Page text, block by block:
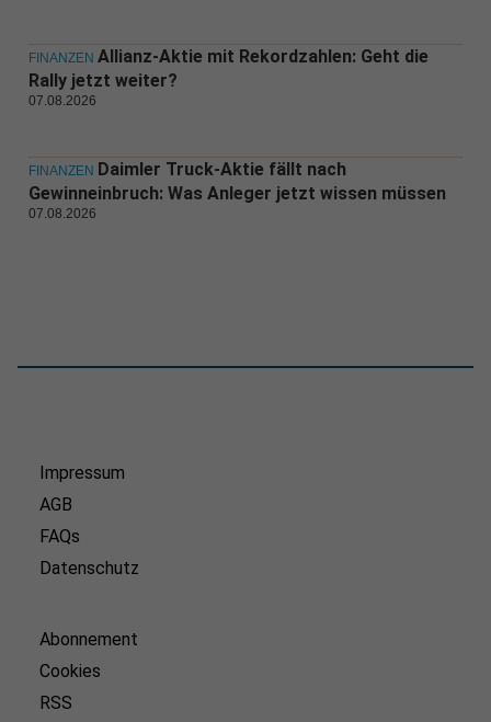
FINANZEN Allianz-Aktie mit Rekordzahlen: Geht die
Rally jetzt weiter?
07.08.2026
FINANZEN Daimler Truck-Aktie fällt nach
Gewinneinbruch: Was Anleger jetzt wissen müssen
07.08.2026
Impressum
AGB
FAQs
Datenschutz
Abonnement
Cookies
RSS